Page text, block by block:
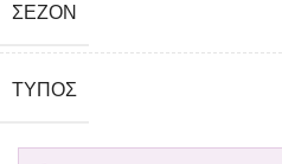
ΣΕΖΌΝ
TΎΠΟΣ